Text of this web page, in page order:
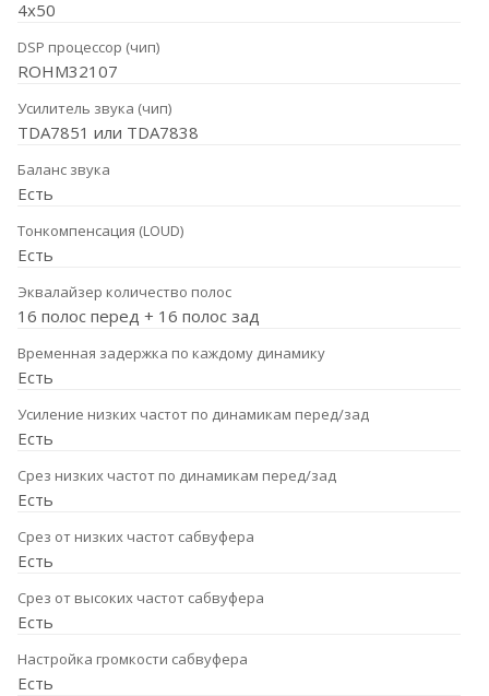
4x50
DSP процессор (чип)
ROHM32107
Усилитель звука (чип)
TDA7851 или TDA7838
Баланс звука
Есть
Тонкомпенсация (LOUD)
Есть
Эквалайзер количество полос
16 полос перед + 16 полос зад
Временная задержка по каждому динамику
Есть
Усиление низких частот по динамикам перед/зад
Есть
Срез низких частот по динамикам перед/зад
Есть
Срез от низких частот сабвуфера
Есть
Срез от высоких частот сабвуфера
Есть
Настройка громкости сабвуфера
Есть